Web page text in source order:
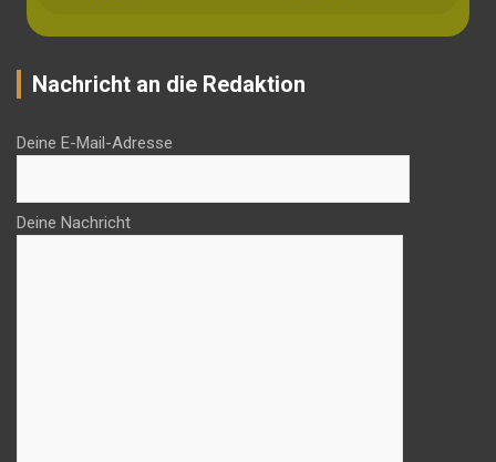
Nachricht an die Redaktion
Deine E-Mail-Adresse
Deine Nachricht